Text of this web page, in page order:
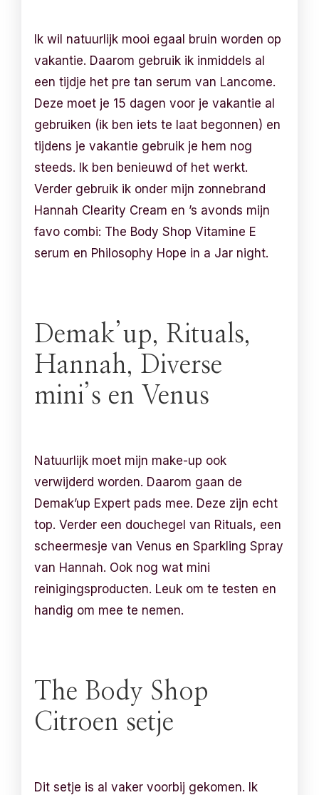
Ik wil natuurlijk mooi egaal bruin worden op
vakantie. Daarom gebruik ik inmiddels al
een tijdje het pre tan serum van Lancome.
Deze moet je 15 dagen voor je vakantie al
gebruiken (ik ben iets te laat begonnen) en
tijdens je vakantie gebruik je hem nog
steeds. Ik ben benieuwd of het werkt.
Verder gebruik ik onder mijn zonnebrand
Hannah Clearity Cream en ’s avonds mijn
favo combi: The Body Shop Vitamine E
serum en Philosophy Hope in a Jar night.
Demak’up, Rituals,
Hannah, Diverse
mini’s en Venus
Natuurlijk moet mijn make-up ook
verwijderd worden. Daarom gaan de
Demak’up Expert pads mee. Deze zijn echt
top. Verder een douchegel van Rituals, een
scheermesje van Venus en Sparkling Spray
van Hannah. Ook nog wat mini
reinigingsproducten. Leuk om te testen en
handig om mee te nemen.
The Body Shop
Citroen setje
Dit setje is al vaker voorbij gekomen. Ik